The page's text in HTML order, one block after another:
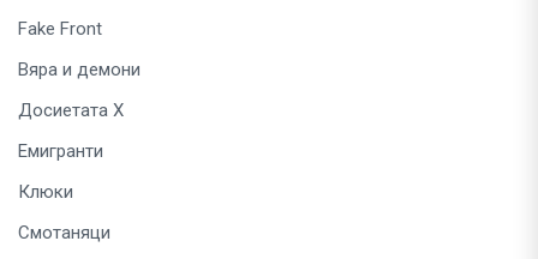
Fake Front
Вяра и демони
Досиетата Х
Емигранти
Клюки
Смотаняци